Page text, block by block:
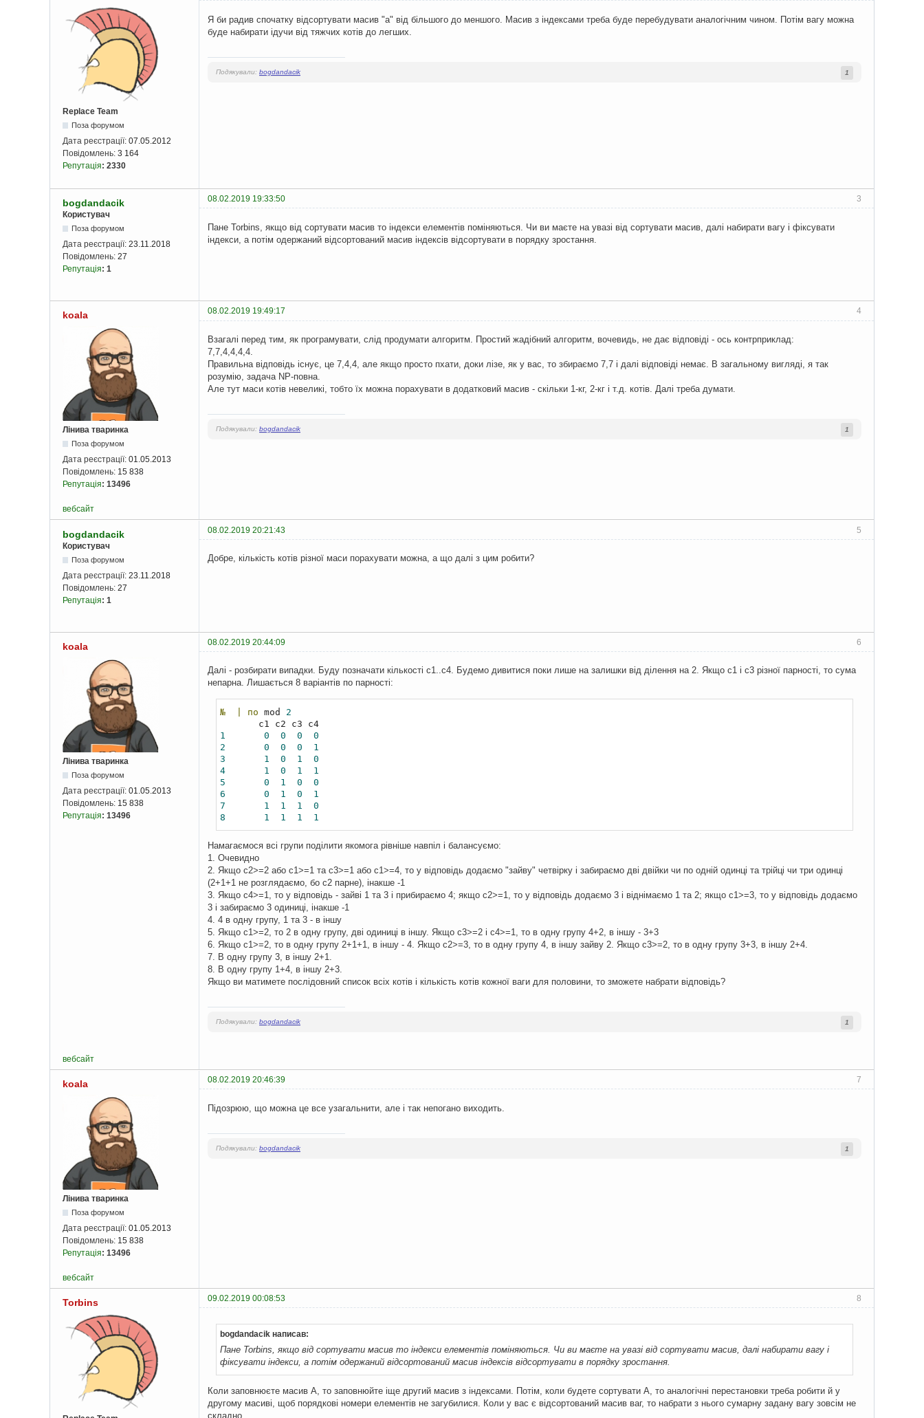
Replace Team
Поза форумом
Дата реєстрації: 07.05.2012
Повідомлень: 3 164
Репутація: 2330
Я би радив спочатку відсортувати масив "a" від більшого до меншого. Масив з індексами треба буде перебудувати аналогічним чином. Потім вагу можна
буде набирати ідучи від тяжчих котів до легших.
Подякували: bogdandacik 1
3
bogdandacik
08.02.2019 19:33:50
Користувач
Поза форумом
Дата реєстрації: 23.11.2018
Повідомлень: 27
Репутація: 1
Пане Torbins, якщо від сортувати масив то індекси елементів поміняються. Чи ви маєте на увазі від сортувати масив, далі набирати вагу і фіксувати
індекси, а потім одержаний відсортований масив індексів відсортувати в порядку зростання.
4
koala 08.02.2019 19:49:17
Лінива тваринка
Поза форумом
Дата реєстрації: 01.05.2013
Повідомлень: 15 838
Репутація: 13496
Взагалі перед тим, як програмувати, слід продумати алгоритм. Простий жадібний алгоритм, вочевидь, не дає відповіді - ось контрприклад:
7,7,4,4,4,4.
Правильна відповідь існує, це 7,4,4, але якщо просто пхати, доки лізе, як у вас, то збираємо 7,7 і далі відповіді немає. В загальному вигляді, я так
розумію, задача NP-повна.
Але тут маси котів невеликі, тобто їх можна порахувати в додатковий масив - скільки 1-кг, 2-кг і т.д. котів. Далі треба думати.
Подякували: bogdandacik 1
вебсайт
5
bogdandacik
08.02.2019 20:21:43
Користувач
Поза форумом
Дата реєстрації: 23.11.2018
Повідомлень: 27
Репутація: 1
Добре, кількість котів різної маси порахувати можна, а що далі з цим робити?
6
koala 08.02.2019 20:44:09
Лінива тваринка
Поза форумом
Дата реєстрації: 01.05.2013
Повідомлень: 15 838
Репутація: 13496
Далі - розбирати випадки. Буду позначати кількості c1..c4. Будемо дивитися поки лише на залишки від ділення на 2. Якщо c1 і c3 різної парності, то сума
непарна. Лишається 8 варіантів по парності:
№ по mod 2
       c1 c2 c3 c4
1
0 0 0
0
2
0 0 0
1
3
1 0 1
0
4
1 0 1
1
5
0 1 0
0
6
0 1 0
1
7
1 1 1
0
8
1 1 1 1
Намагаємося всі групи поділити якомога рівніше навпіл і балансуємо:
1. Очевидно
2. Якщо c2>=2 або c1>=1 та c3>=1 або c1>=4, то у відповідь додаємо "зайву" четвірку і забираємо дві двійки чи по одній одинці та трійці чи три одинці
(2+1+1 не розглядаємо, бо c2 парне), інакше -1
3. Якщо c4>=1, то у відповідь - зайві 1 та 3 і прибираємо 4; якщо с2>=1, то у відповідь додаємо 3 і віднімаємо 1 та 2; якщо c1>=3, то у відповідь додаємо
3 і забираємо 3 одиниці, інакше -1
4. 4 в одну групу, 1 та 3 - в іншу
5. Якщо c1>=2, то 2 в одну групу, дві одиниці в іншу. Якщо c3>=2 і c4>=1, то в одну групу 4+2, в іншу - 3+3
6. Якщо c1>=2, то в одну групу 2+1+1, в іншу - 4. Якщо с2>=3, то в одну групу 4, в іншу зайву 2. Якщо с3>=2, то в одну групу 3+3, в іншу 2+4.
7. В одну групу 3, в іншу 2+1.
8. В одну групу 1+4, в іншу 2+3.
Якщо ви матимете послідовний список всіх котів і кількість котів кожної ваги для половини, то зможете набрати відповідь?
Подякували: bogdandacik 1
вебсайт
7
koala 08.02.2019 20:46:39
Лінива тваринка
Поза форумом
Дата реєстрації: 01.05.2013
Повідомлень: 15 838
Репутація: 13496
Підозрюю, що можна це все узагальнити, але і так непогано виходить.
Подякували: bogdandacik 1
вебсайт
8
Torbins 09.02.2019 00:08:53
bogdandacik написав:
Пане Torbins, якщо від сортувати масив то індекси елементів поміняються. Чи ви маєте на увазі від сортувати масив, далі набирати вагу і
фіксувати індекси, а потім одержаний відсортований масив індексів відсортувати в порядку зростання.
Коли заповнюєте масив А, то заповнюйте іще другий масив з індексами. Потім, коли будете сортувати А, то аналогічні перестановки треба робити й у
другому масиві, щоб порядкові номери елементів не загубилися. Коли у вас є відсортований масив ваг, то набрати з нього сумарну задану вагу зовсім не
складно.